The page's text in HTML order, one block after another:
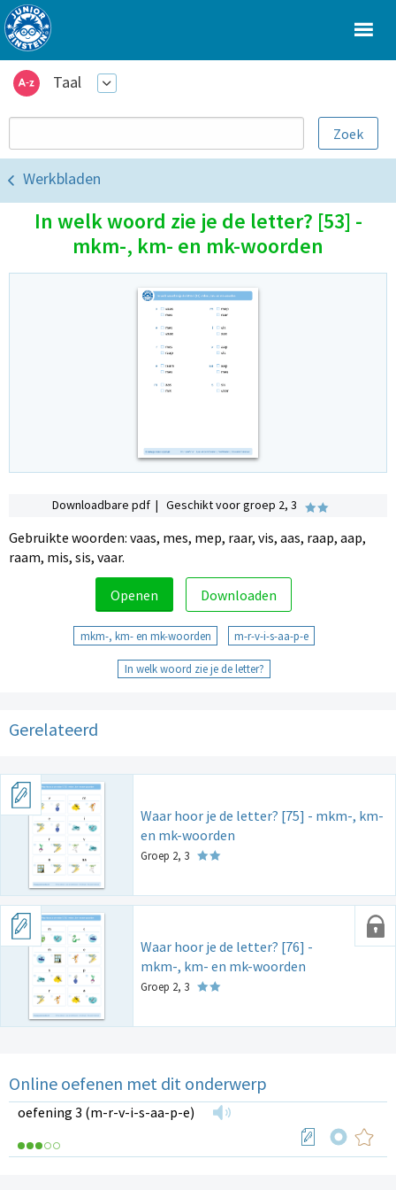
Taal
Werkbladen
In welk woord zie je de letter? [53] -
mkm-, km- en mk-woorden
Downloadbare pdf | Geschikt voor groep 2, 3
Gebruikte woorden: vaas, mes, mep, raar, vis, aas, raap, aap,
raam, mis, sis, vaar.
Openen Downloaden
mkm-, km- en mk-woorden m-r-v-i-s-aa-p-e
In welk woord zie je de letter?
Gerelateerd
Waar hoor je de letter? [75] - mkm-, km-
en mk-woorden
Groep 2, 3
Waar hoor je de letter? [76] -
mkm-, km- en mk-woorden
Groep 2, 3
Online oefenen met dit onderwerp
oefening 3 (m-r-v-i-s-aa-p-e)